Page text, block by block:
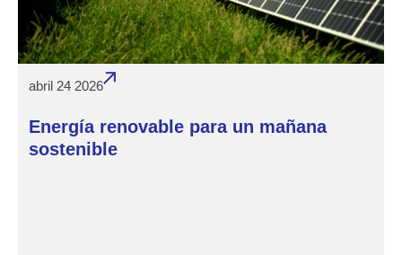
abril 24 2026
Energía renovable para un mañana
sostenible